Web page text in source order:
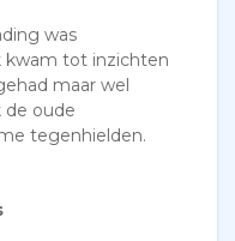
was
kwam tot inzichten
maar wel
de oude
tegenhielden.